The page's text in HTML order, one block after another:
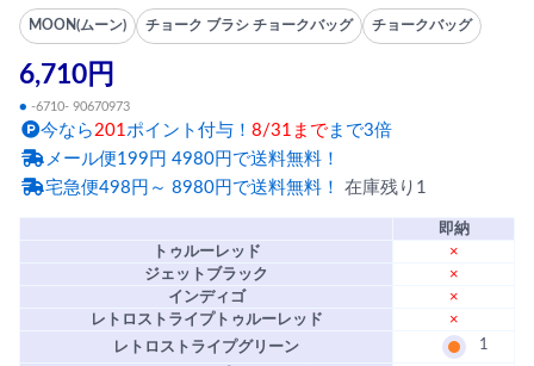
MOON(ムーン) チョーク ブラシ チョークバッグ チョークバッグ
6,710円
● -6710- 90670973
今なら201ポイント付与！ 8/31まで まで3倍
メール便199円 4980円で送料無料！
宅急便498円～ 8980円で送料無料！ 在庫残り1
即納
トゥルーレッド
×
ジェットブラック
×
インディゴ
×
レトロストライプトゥルーレッド
×
レトロストライプグリーン
1